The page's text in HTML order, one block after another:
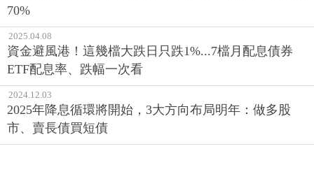
70%
2025.04.08
資金避風港！這幾檔大跌日只跌1%...7檔月配息債券
ETF配息率、跌幅一次看
2024.12.03
2025年降息循環將開始，3大方向布局明年：做多股
市、賣長債買短債